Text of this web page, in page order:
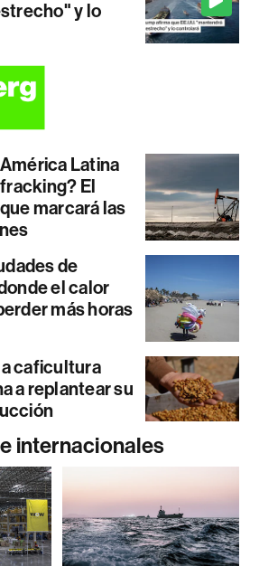
y lo
Latina
El
marcará las
de
el calor
más horas
caficultura
a replantear su
internacionales